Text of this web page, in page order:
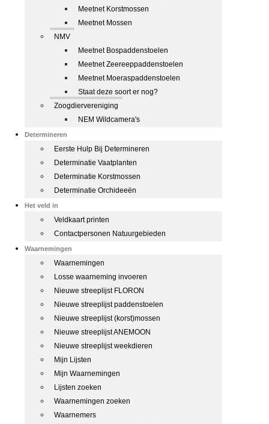
Meetnet Korstmossen
Meetnet Mossen
NMV
Meetnet Bospaddenstoelen
Meetnet Zeereeppaddenstoelen
Meetnet Moeraspaddenstoelen
Staat deze soort er nog?
Zoogdiervereniging
NEM Wildcamera's
Determineren
Eerste Hulp Bij Determineren
Determinatie Vaatplanten
Determinatie Korstmossen
Determinatie Orchideeën
Het veld in
Veldkaart printen
Contactpersonen Natuurgebieden
Waarnemingen
Waarnemingen
Losse waarneming invoeren
Nieuwe streeplijst FLORON
Nieuwe streeplijst paddenstoelen
Nieuwe streeplijst (korst)mossen
Nieuwe streeplijst ANEMOON
Nieuwe streeplijst weekdieren
Mijn Lijsten
Mijn Waarnemingen
Lijsten zoeken
Waarnemingen zoeken
Waarnemers